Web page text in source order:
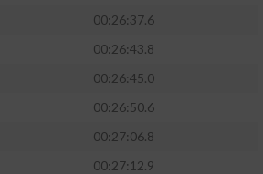
00:26:37.6
00:26:43.8
00:26:45.0
00:26:50.6
00:27:06.8
00:27:12.9